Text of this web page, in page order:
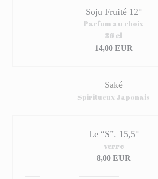
Soju Fruité 12°
Parfum au choix
14,00 EUR
36 cl
Saké
Spiritueux Japonais
Le “S”. 15,5°
8,00 EUR
verre